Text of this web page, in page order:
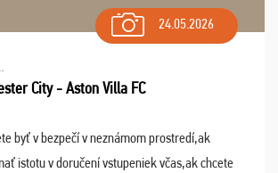
24.05.2026
City - Aston Villa FC
byť v bezpečí v neznámom prostredí,ak
istotu v doručení vstupeniek včas,ak chcete